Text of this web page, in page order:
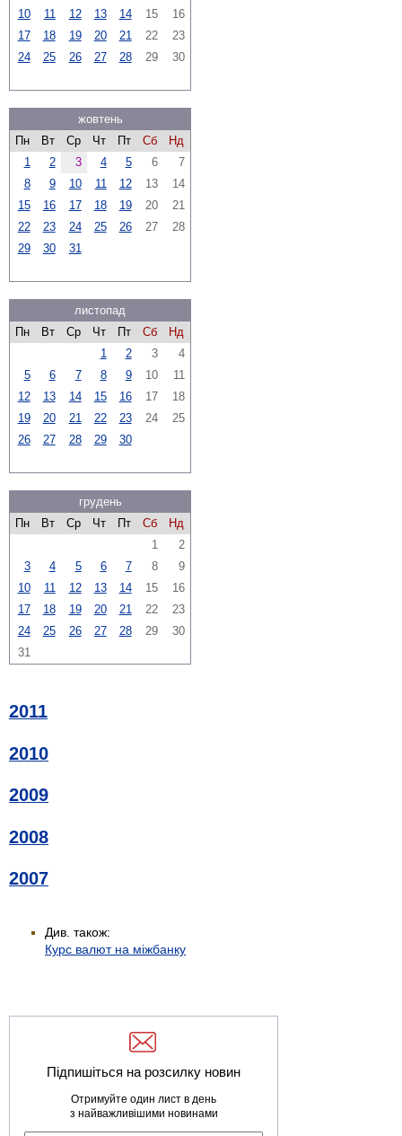
10 11 12 13 14 15
16
17
18 19 20 21 22
23
24
25 26 27 28 29 30
жовтень
Пн
Вт Ср Чт Пт Сб
Нд
1
2 3 4 5 6
7
8
9 10 11 12 13
14
15
16 17 18 19 20
21
22
23 24 25 26 27
28
29
30 31
листопад
Пн
Вт Ср Чт Пт Сб
Нд
1
2 3
4
5
6 7 8 9 10
11
12
13 14 15 16 17
18
19
20 21 22 23 24
25
26
27 28 29 30
грудень
Пн
Вт Ср Чт Пт Сб
Нд
1
2
3
4 5 6 7 8
9
10
11 12 13 14 15
16
17
18 19 20 21 22
23
24
25 26 27 28 29
30
31
2011
2010
2009
2008
2007
Див. також:
Курс валют на міжбанку
Підпишіться на розсилку новин
Отримуйте один лист в день
з найважливішими новинами